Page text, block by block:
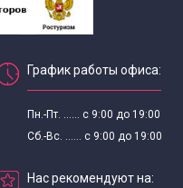
График работы офиса:
Пн.-Пт. ...... с 9:00 до 19:00
Сб.-Вс. ...... с 9:00 до 19:00
Нас рекомендуют на: